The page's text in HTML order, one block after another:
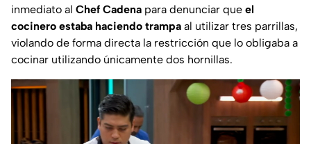
inmediato al Chef Cadena para denunciar que el
cocinero estaba haciendo trampa al utilizar tres parrillas,
violando de forma directa la restricción que lo obligaba a
cocinar utilizando únicamente dos hornillas.